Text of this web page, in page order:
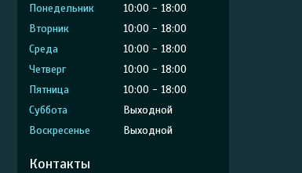
Понедельник 10:00
18:00
Вторник
10:00
18:00
Среда
10:00
18:00
Четверг
10:00
18:00
Пятница
10:00
18:00
Суббота
Выходной
Воскресенье
Выходной
Контакты